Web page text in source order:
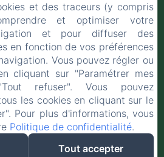
93 20 45 18 / 0262614311
Accueil
Chambres
Contact
et des traceurs (y compris
et optimiser votre
et pour diffuser des
en fonction de vos préférences
Vous pouvez régler ou
cliquant sur "Paramétrer mes
refuser". Vous pouvez
les cookies en cliquant sur le
Pour plus d'informations, vous
Politique de confidentialité.
Tout accepter